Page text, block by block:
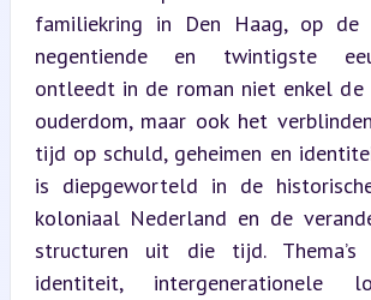
familiekring in Den Haag, op de
negentiende en twintigste
ontleedt in de roman niet enkel de
ouderdom, maar ook het
tijd op schuld, geheimen en
is diepgeworteld in de
koloniaal Nederland en de
structuren uit die tijd.
identiteit, intergenerationele